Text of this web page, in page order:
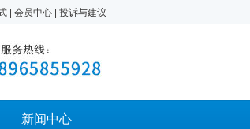
会员中心 投诉与建议
新闻中心